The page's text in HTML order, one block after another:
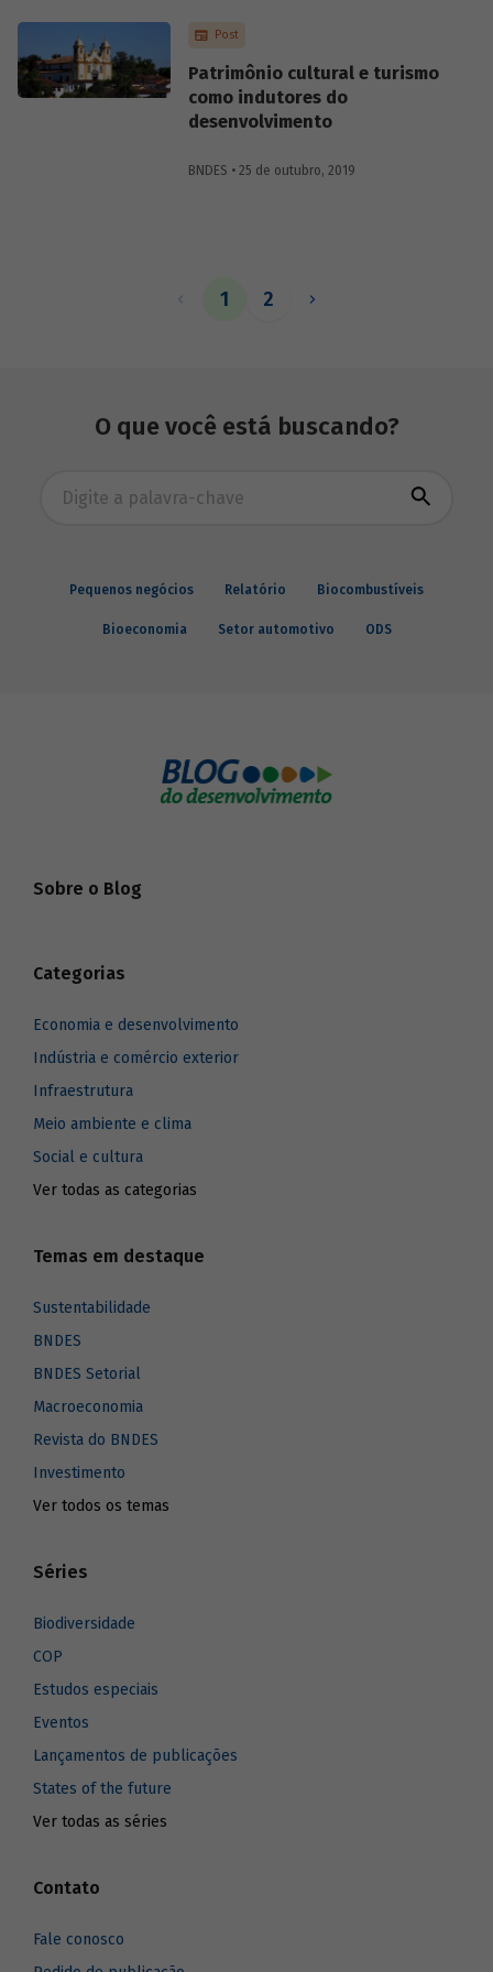
com a finalidade de captar doações e
impulsionar sua sustentabilidade
financeira. Conheça cinco pontos
fundamentais para entender o marco
regulatório dos fundos patrimoniais no
Post
Patrimônio cultural e turismo
como indutores do
desenvolvimento
BNDES • 25 de outubro, 2019
1 2
O que você está buscando?
Pequenos negócios Relatório Biocombustíveis
Bioeconomia Setor automotivo ODS
Sobre o Blog
Categorias
Economia e desenvolvimento
Indústria e comércio exterior
Infraestrutura
Meio ambiente e clima
Social e cultura
Ver todas as categorias
Temas em destaque
Sustentabilidade
BNDES
BNDES Setorial
Macroeconomia
Revista do BNDES
Investimento
Ver todos os temas
Séries
Biodiversidade
COP
Estudos especiais
Eventos
Lançamentos de publicações
States of the future
Ver todas as séries
Contato
Fale conosco